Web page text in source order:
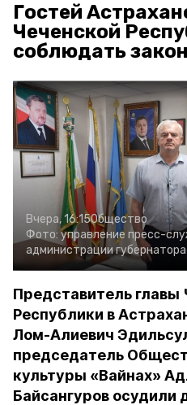
Гостей
Чеченской
соблюдать
Вчера, 16:15Общество
Фото: управление пресс-
администрации
Представитель главы
Республики в
Лом-Алиевич
председатель
культуры «Вайнах»
Байсангуров осудили